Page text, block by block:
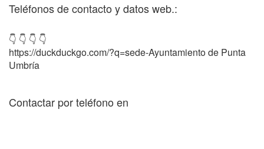
Teléfonos de contacto y datos web.:
👇 👇 👇 👇
https://duckduckgo.com/?q=sede-Ayuntamiento de Punta
Umbría
Contactar por teléfono en